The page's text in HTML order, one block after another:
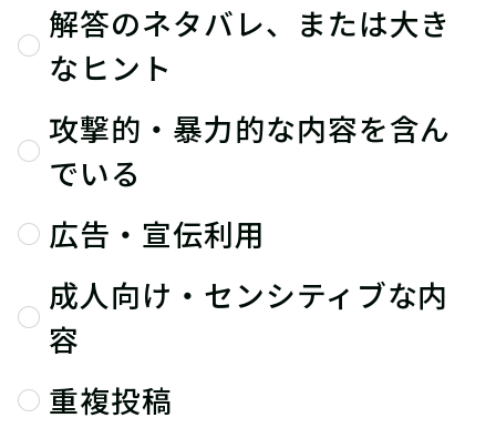
解答のネタバレ、または大き
なヒント
攻撃的・暴力的な内容を含ん
でいる
広告・宣伝利用
成人向け・センシティブな内
容
重複投稿